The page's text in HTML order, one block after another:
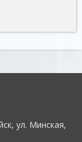
ул. Минская,